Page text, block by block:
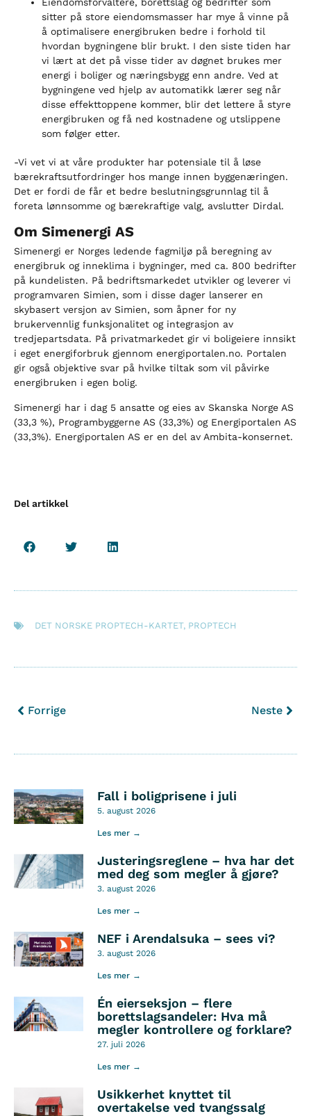
sitter på store eiendomsmasser har mye å vinne på
å optimalisere energibruken bedre i forhold til
hvordan bygningene blir brukt. I den siste tiden har
vi lært at det på visse tider av døgnet brukes mer
energi i boliger og næringsbygg enn andre. Ved at
bygningene ved hjelp av automatikk lærer seg når
disse effekttoppene kommer, blir det lettere å styre
energibruken og få ned kostnadene og utslippene
som følger etter.
-Vi vet vi at våre produkter har potensiale til å løse
bærekraftsutfordringer hos mange innen byggenæringen.
Det er fordi de får et bedre beslutningsgrunnlag til å
foreta lønnsomme og bærekraftige valg, avslutter Dirdal.
Om Simenergi AS
Simenergi er Norges ledende fagmiljø på beregning av
energibruk og inneklima i bygninger, med ca. 800 bedrifter
på kundelisten. På bedriftsmarkedet utvikler og leverer vi
programvaren Simien, som i disse dager lanserer en
skybasert versjon av Simien, som åpner for ny
brukervennlig funksjonalitet og integrasjon av
tredjepartsdata. På privatmarkedet gir vi boligeiere innsikt
i eget energiforbruk gjennom energiportalen.no. Portalen
gir også objektive svar på hvilke tiltak som vil påvirke
energibruken i egen bolig.
Simenergi har i dag 5 ansatte og eies av Skanska Norge AS
(33,3 %), Programbyggerne AS (33,3%) og Energiportalen AS
(33,3%). Energiportalen AS er en del av Ambita-konsernet.
Del artikkel
DET NORSKE PROPTECH-KARTET, PROPTECH
Forrige Neste
Fall i boligprisene i juli
5. august 2026
Les mer →
Justeringsreglene – hva har det
med deg som megler å gjøre?
3. august 2026
Les mer →
NEF i Arendalsuka – sees vi?
3. august 2026
Les mer →
Én eierseksjon – flere
borettslagsandeler: Hva må
megler kontrollere og forklare?
27. juli 2026
Les mer →
Usikkerhet knyttet til
overtakelse ved tvangssalg